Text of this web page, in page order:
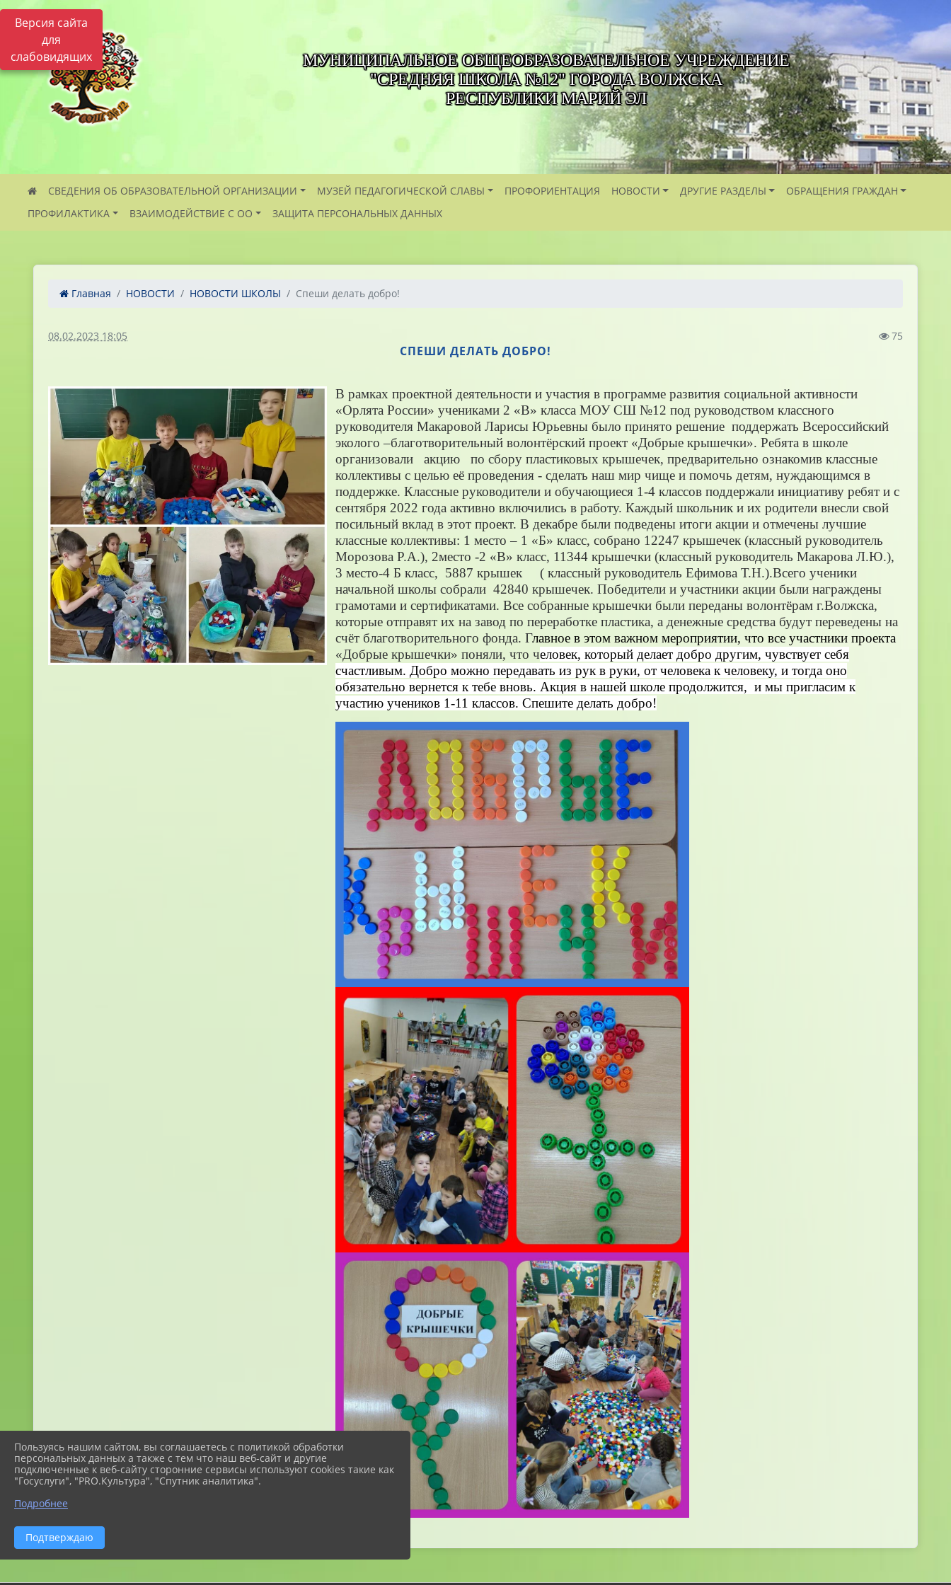
Версия сайта
для
слабовидящих
МУНИЦИПАЛЬНОЕ ОБЩЕОБРАЗОВАТЕЛЬНОЕ УЧРЕЖДЕНИЕ
"СРЕДНЯЯ ШКОЛА №12" ГОРОДА ВОЛЖСКА
РЕСПУБЛИКИ МАРИЙ ЭЛ
СВЕДЕНИЯ ОБ ОБРАЗОВАТЕЛЬНОЙ ОРГАНИЗАЦИИ МУЗЕЙ ПЕДАГОГИЧЕСКОЙ СЛАВЫ ПРОФОРИЕНТАЦИЯ НОВОСТИ ДРУГИЕ РАЗДЕЛЫ
ОБРАЩЕНИЯ ГРАЖДАН
ПРОФИЛАКТИКА
ВЗАИМОДЕЙСТВИЕ С ОО ЗАЩИТА ПЕРСОНАЛЬНЫХ ДАННЫХ
Главная НОВОСТИ НОВОСТИ ШКОЛЫ Спеши делать добро!
08.02.2023 18:05 75
СПЕШИ ДЕЛАТЬ ДОБРО!
В рамках проектной деятельности и участия в программе развития социальной активности
«Орлята России» учениками 2 «В» класса МОУ СШ №12 под руководством классного
руководителя Макаровой Ларисы Юрьевны было принято решение поддержать Всероссийский
эколого –благотворительный волонтёрский проект «Добрые крышечки». Ребята в школе
организовали акцию по сбору пластиковых крышечек, предварительно ознакомив классные
коллективы с целью её проведения - сделать наш мир чище и помочь детям, нуждающимся в
поддержке. Классные руководители и обучающиеся 1-4 классов поддержали инициативу ребят и с
сентября 2022 года активно включились в работу. Каждый школьник и их родители внесли свой
посильный вклад в этот проект. В декабре были подведены итоги акции и отмечены лучшие
классные коллективы: 1 место – 1 «Б» класс, собрано 12247 крышечек (классный руководитель
Морозова Р.А.), 2место -2 «В» класс, 11344 крышечки (классный руководитель Макарова Л.Ю.),
3 место-4 Б класс, 5887 крышек ( классный руководитель Ефимова Т.Н.).Всего ученики
начальной школы собрали 42840 крышечек. Победители и участники акции были награждены
грамотами и сертификатами. Все собранные крышечки были переданы волонтёрам г.Волжска,
которые отправят их на завод по переработке пластика, а денежные средства будут переведены на
счёт благотворительного фонда. Главное в этом важном мероприятии, что все участники проекта
«Добрые крышечки» поняли, что человек, который делает добро другим, чувствует себя
счастливым. Добро можно передавать из рук в руки, от человека к человеку, и тогда оно
обязательно вернется к тебе вновь. Акция в нашей школе продолжится, и мы пригласим к
участию учеников 1-11 классов. Спешите делать добро!
Пользуясь нашим сайтом, вы соглашаетесь с политикой обработки
персональных данных а также с тем что наш веб-сайт и другие
подключенные к веб-сайту сторонние сервисы используют cookies такие как
"Госуслуги", "PRO.Культура", "Спутник аналитика".
Подробнее
Подтверждаю